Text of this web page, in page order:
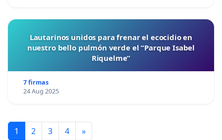
Lautarinos unidos para frenar el ecocidio en
nuestro bello pulmón verde el “Parque Isabel
Riquelme”
7 firmas
24 Aug 2025
1 2 3 4 »